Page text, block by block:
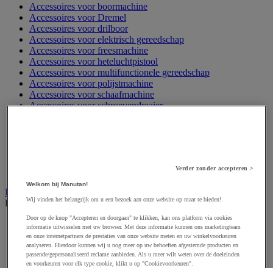
Accessoires voor boormachine
Accessoires voor Dremel
Accessoires voor drilboor
Accessoires voor elektrisch gereedschap
Accessoires voor freesmachine
Accessoires voor heteluchtpistool
Accessoires voor multifunctionele gereedschap
Accessoires voor polijstmachine
Accessoires voor schaafmachine
Accessoires voor schroevendraaier
Elektrische toebehoren en verlichting
Bekijk de hele productgroep
Accessoires voor elektrisch schakelpaneel
Batterij, oplader en kabel
Elektrische kabel
Elektrische uitrusting
Verder zonder accepteren >
Welkom bij Manutan!
Wij vinden het belangrijk om u een bezoek aan onze website op maat te bieden!
Door op de knop "Accepteren en doorgaan" te klikken, kan ons platform via cookies
informatie uitwisselen met uw browser. Met deze informatie kunnen ons marketingteam
en onze internetpartners de prestaties van onze website meten en uw winkelvoorkeuren
analyseren. Hierdoor kunnen wij u nog meer op uw behoeften afgestemde producten en
passende/gepersonaliseerd reclame aanbieden. Als u meer wilt weten over de doeleinden
en voorkeuren voor elk type cookie, klikt u op "Cookievoorkeuren".